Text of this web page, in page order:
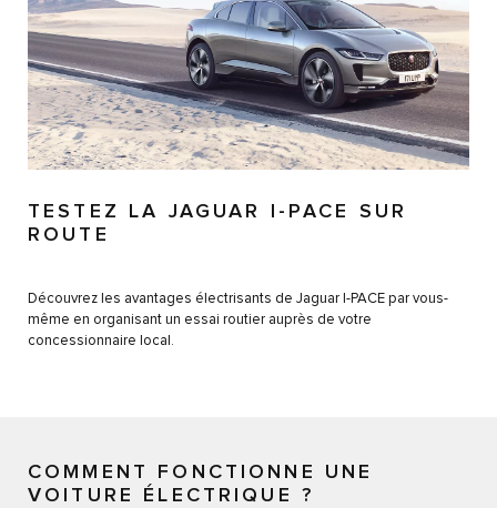
TESTEZ LA JAGUAR I-PACE SUR
ROUTE
Découvrez les avantages électrisants de Jaguar I-PACE par vous-
même en organisant un essai routier auprès de votre
concessionnaire local.
COMMENT FONCTIONNE UNE
VOITURE ÉLECTRIQUE ?